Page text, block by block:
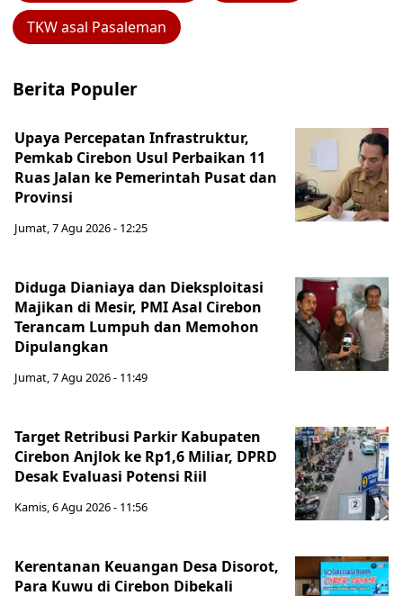
TKW asal Pasaleman
Berita Populer
Upaya Percepatan Infrastruktur,
Pemkab Cirebon Usul Perbaikan 11
Ruas Jalan ke Pemerintah Pusat dan
Provinsi
Jumat, 7 Agu 2026 - 12:25
Diduga Dianiaya dan Dieksploitasi
Majikan di Mesir, PMI Asal Cirebon
Terancam Lumpuh dan Memohon
Dipulangkan
Jumat, 7 Agu 2026 - 11:49
Target Retribusi Parkir Kabupaten
Cirebon Anjlok ke Rp1,6 Miliar, DPRD
Desak Evaluasi Potensi Riil
Kamis, 6 Agu 2026 - 11:56
Kerentanan Keuangan Desa Disorot,
Para Kuwu di Cirebon Dibekali